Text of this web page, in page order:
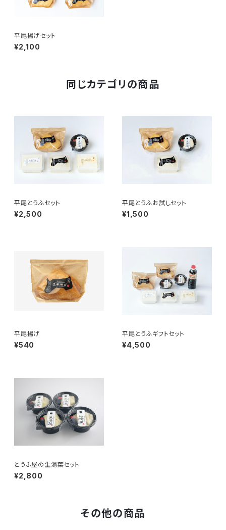
平尾揚げセット
¥2,100
同じカテゴリの商品
平尾とうふセット
¥2,500
平尾とうふお試しセット
¥1,500
平尾揚げ
¥540
平尾とうふギフトセット
¥4,500
とうふ屋の生湯葉セット
¥2,800
その他の商品